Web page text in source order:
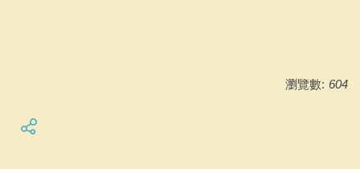
瀏覽數: 604